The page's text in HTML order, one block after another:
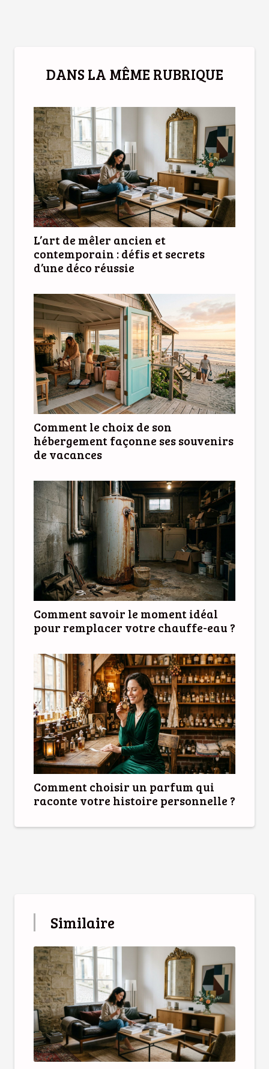
DANS LA MÊME RUBRIQUE
L’art de mêler ancien et
contemporain : défis et secrets
d’une déco réussie
Comment le choix de son
hébergement façonne ses souvenirs
de vacances
Comment savoir le moment idéal
pour remplacer votre chauffe-eau ?
Comment choisir un parfum qui
raconte votre histoire personnelle ?
Similaire